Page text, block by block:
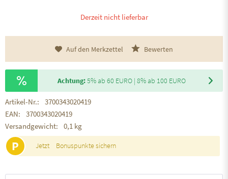
Derzeit nicht lieferbar
Auf den Merkzettel Bewerten
Achtung:5% ab 60 EURO | 8% ab 100 EURO
Artikel-Nr.:
3700343020419
EAN:
3700343020419
Versandgewicht:
0,1 kg
P Jetzt Bonuspunkte sichern